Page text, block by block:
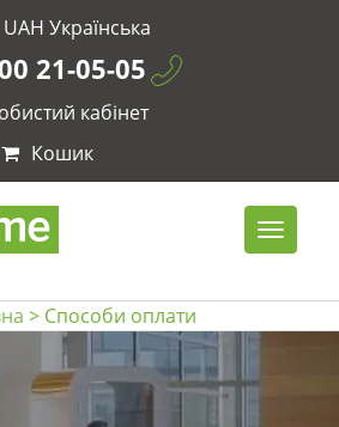
UAH Українська
21-05-05
кабінет
Кошик
> Способи оплати